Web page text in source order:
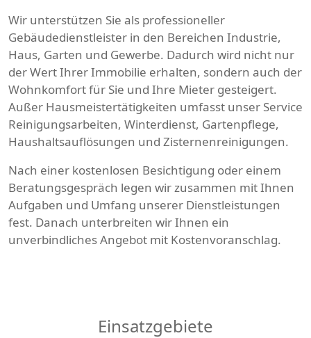
Wir unterstützen Sie als professioneller
Gebäudedienstleister in den Bereichen Industrie,
Haus, Garten und Gewerbe. Dadurch wird nicht nur
der Wert Ihrer Immobilie erhalten, sondern auch der
Wohnkomfort für Sie und Ihre Mieter gesteigert.
Außer Hausmeistertätigkeiten umfasst unser Service
Reinigungsarbeiten, Winterdienst, Gartenpflege,
Haushaltsauflösungen und Zisternenreinigungen.
Nach einer kostenlosen Besichtigung oder einem
Beratungsgespräch legen wir zusammen mit Ihnen
Aufgaben und Umfang unserer Dienstleistungen
fest. Danach unterbreiten wir Ihnen ein
unverbindliches Angebot mit Kostenvoranschlag.
Einsatzgebiete